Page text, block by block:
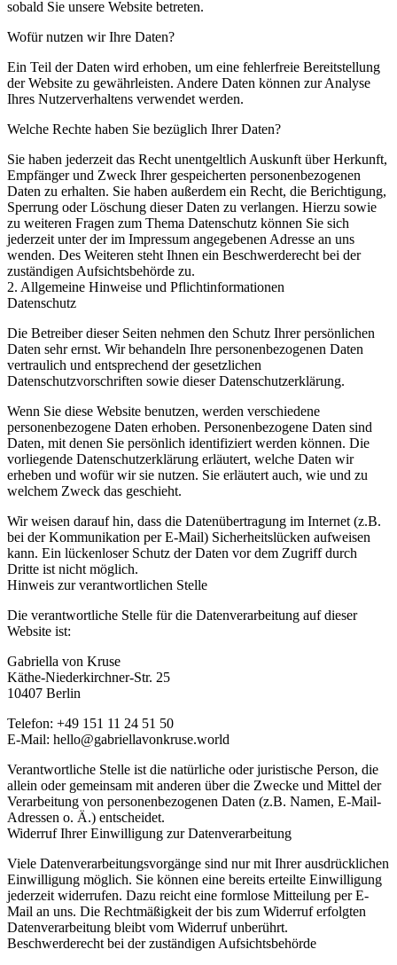
sobald Sie unsere Website betreten.
Wofür nutzen wir Ihre Daten?
Ein Teil der Daten wird erhoben, um eine fehlerfreie Bereitstellung
der Website zu gewährleisten. Andere Daten können zur Analyse
Ihres Nutzerverhaltens verwendet werden.
Welche Rechte haben Sie bezüglich Ihrer Daten?
Sie haben jederzeit das Recht unentgeltlich Auskunft über Herkunft,
Empfänger und Zweck Ihrer gespeicherten personenbezogenen
Daten zu erhalten. Sie haben außerdem ein Recht, die Berichtigung,
Sperrung oder Löschung dieser Daten zu verlangen. Hierzu sowie
zu weiteren Fragen zum Thema Datenschutz können Sie sich
jederzeit unter der im Impressum angegebenen Adresse an uns
wenden. Des Weiteren steht Ihnen ein Beschwerderecht bei der
zuständigen Aufsichtsbehörde zu.
2. Allgemeine Hinweise und Pflichtinformationen
Datenschutz
Die Betreiber dieser Seiten nehmen den Schutz Ihrer persönlichen
Daten sehr ernst. Wir behandeln Ihre personenbezogenen Daten
vertraulich und entsprechend der gesetzlichen
Datenschutzvorschriften sowie dieser Datenschutzerklärung.
Wenn Sie diese Website benutzen, werden verschiedene
personenbezogene Daten erhoben. Personenbezogene Daten sind
Daten, mit denen Sie persönlich identifiziert werden können. Die
vorliegende Datenschutzerklärung erläutert, welche Daten wir
erheben und wofür wir sie nutzen. Sie erläutert auch, wie und zu
welchem Zweck das geschieht.
Wir weisen darauf hin, dass die Datenübertragung im Internet (z.B.
bei der Kommunikation per E-Mail) Sicherheitslücken aufweisen
kann. Ein lückenloser Schutz der Daten vor dem Zugriff durch
Dritte ist nicht möglich.
Hinweis zur verantwortlichen Stelle
Die verantwortliche Stelle für die Datenverarbeitung auf dieser
Website ist:
Gabriella von Kruse
Käthe-Niederkirchner-Str. 25
10407 Berlin
Telefon: +49 151 11 24 51 50
E-Mail: hello@gabriellavonkruse.world
Verantwortliche Stelle ist die natürliche oder juristische Person, die
allein oder gemeinsam mit anderen über die Zwecke und Mittel der
Verarbeitung von personenbezogenen Daten (z.B. Namen, E-Mail-
Adressen o. Ä.) entscheidet.
Widerruf Ihrer Einwilligung zur Datenverarbeitung
Viele Datenverarbeitungsvorgänge sind nur mit Ihrer ausdrücklichen
Einwilligung möglich. Sie können eine bereits erteilte Einwilligung
jederzeit widerrufen. Dazu reicht eine formlose Mitteilung per E-
Mail an uns. Die Rechtmäßigkeit der bis zum Widerruf erfolgten
Datenverarbeitung bleibt vom Widerruf unberührt.
Beschwerderecht bei der zuständigen Aufsichtsbehörde